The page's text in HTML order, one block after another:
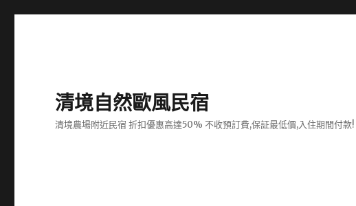
清境自然歐風民宿
清境農場附近民宿 折扣優惠高達50% 不收預訂費,保証最低價,入住期間付